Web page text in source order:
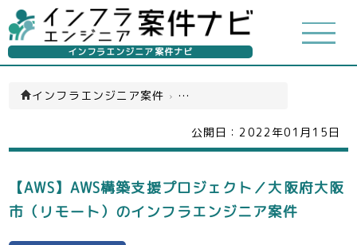
インフラエンジニア案件ナビ
インフラエンジニア案件 › クラウドエンジニア(一覧)
公開日： 2022年01月15日
【AWS】AWS構築支援プロジェクト／大阪府大阪
市（リモート）のインフラエンジニア案件